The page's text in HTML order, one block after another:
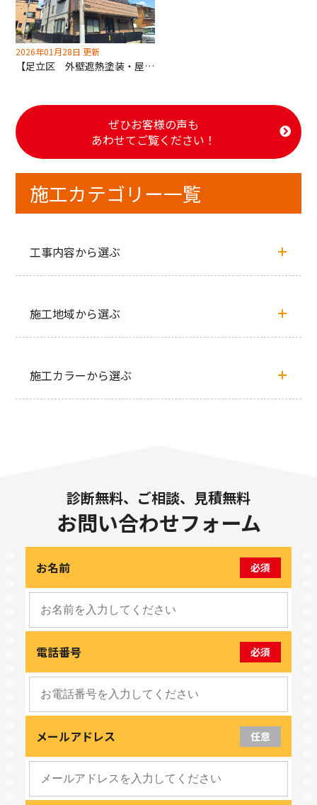
2026年01月28日 更新
【足立区 外壁遮熱塗装・屋根遮熱塗装工事】落ち着いた雰囲気の配色を提案！網戸交換も全ての箇所を行ないました！
ぜひお客様の声も
あわせてご覧ください！
施工カテゴリー一覧
工事内容から選ぶ
施工地域から選ぶ
施工カラーから選ぶ
診断無料、ご相談、見積無料
お問い合わせフォーム
お名前 必須
電話番号 必須
メールアドレス 任意